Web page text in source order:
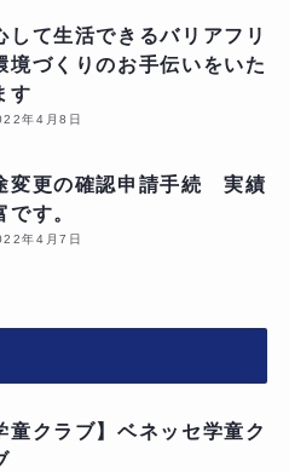
して生活できるバリアフリ
境づくりのお手伝いをいた
す
年4月8日
変更の確認申請手続 実績
です。
年4月7日
童クラブ】ベネッセ学童ク